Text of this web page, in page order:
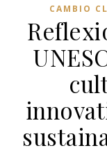
CAMBIO